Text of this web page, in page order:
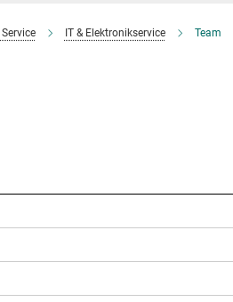
IT & Elektronikservice Team